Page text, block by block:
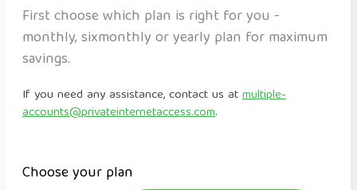
First choose which plan is right for you -
monthly, sixmonthly or yearly plan for maximum
savings.
If you need any assistance, contact us atmultiple-
accounts@privateinternetaccess.com.
Choose your plan